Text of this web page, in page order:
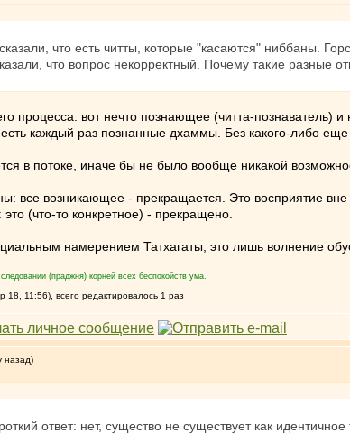
что есть читты, которые "касаются" ниббаны.
что вопрос некорректный. Почему такие разные
процесса: вот нечто познающее (читта-
каждый раз познанные дхаммы. Без какого-либо еще
в потоке, иначе бы не было вообще никакой
все возникающее - прекращается. Это восприятие вне
(что-то конкретное) - прекращено.
намерением Татхагаты, это лишь волнение
(праджня) корней всех беспокойств ума.
11:56), всего редактировалось 1 раз
назад)
ответ: нет, существо не существует как